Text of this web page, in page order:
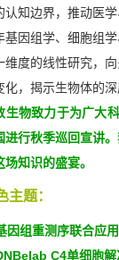
认知边界，推动医
基因组学、细胞组
维度的线性研究，
化，揭示生物体的
生物致力于为广大
进行秋季巡回宣讲
场知识的盛宴。
主题：
因组重测序联合应
C4单细胞解